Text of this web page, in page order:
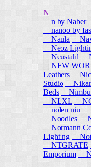
N
n by Naber
nanoo by
Naula
Neoz
Neustahl
NEW
Leathers
Studio
Beds
NLXL
nolen niu
Noodles
Normann
Lighting
Not
NTGRATE
Emporium